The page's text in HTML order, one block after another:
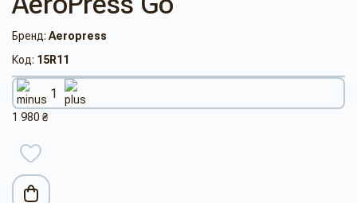
Бренд: Aeropress
Код: 15R11
1 980 ₴